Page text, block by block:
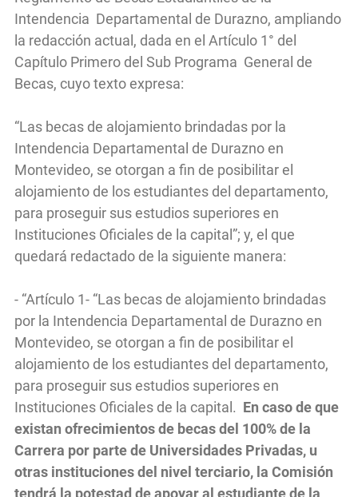
Intendencia Departamental de Durazno, ampliando
la redacción actual, dada en el Artículo 1° del
Capítulo Primero del Sub Programa General de
Becas, cuyo texto expresa:
“Las becas de alojamiento brindadas por la
Intendencia Departamental de Durazno en
Montevideo, se otorgan a fin de posibilitar el
alojamiento de los estudiantes del departamento,
para proseguir sus estudios superiores en
Instituciones Oficiales de la capital”; y, el que
quedará redactado de la siguiente manera:
- “Artículo 1- “Las becas de alojamiento brindadas
por la Intendencia Departamental de Durazno en
Montevideo, se otorgan a fin de posibilitar el
alojamiento de los estudiantes del departamento,
para proseguir sus estudios superiores en
Instituciones Oficiales de la capital. En caso de que
existan ofrecimientos de becas del 100% de la
Carrera por parte de Universidades Privadas, u
otras instituciones del nivel terciario, la Comisión
tendrá la potestad de apoyar al estudiante de la